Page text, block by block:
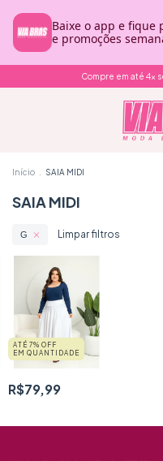
Compre em até 4x
Início SAIA MIDI
SAIA MIDI
G Limpar filtros
ATÉ 7% OFF
EM QUANTIDADE
R$79,99